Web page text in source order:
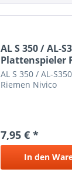
AL S 350 / AL-
Plattenspieler
Nivico
AL S 350 / AL-
Riemen Nivico
7,95 € *
In den